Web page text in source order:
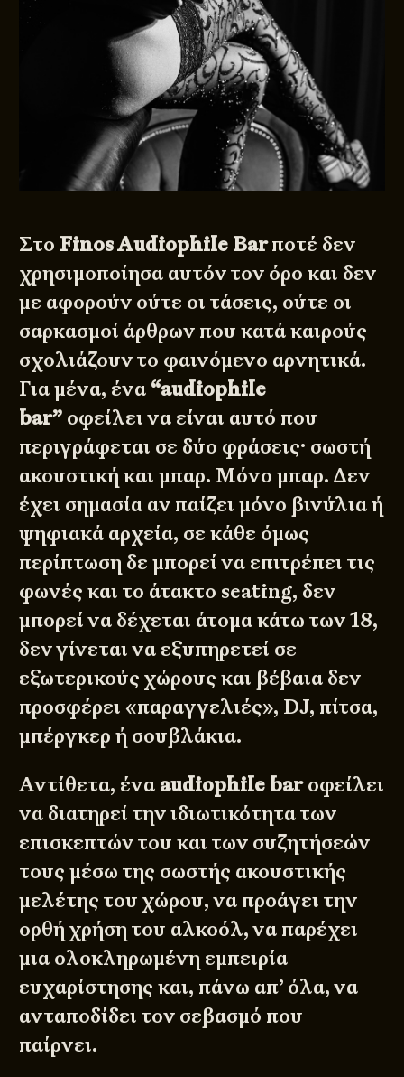
Στο Finos Audiophile Barποτέ δεν
χρησιμοποίησα αυτόν τον όρο και δεν
με αφορούν ούτε οι τάσεις, ούτε οι
σαρκασμοί άρθρων που κατά καιρούς
σχολιάζουν το φαινόμενο αρνητικά.
Για μένα, ένα “audiophile
bar” οφείλει να είναι αυτό που
περιγράφεται σε δύο φράσεις· σωστή
ακουστική και μπαρ. Μόνο μπαρ. Δεν
έχει σημασία αν παίζει μόνο βινύλια ή
ψηφιακά αρχεία, σε κάθε όμως
περίπτωση δε μπορεί να επιτρέπει τις
φωνές και το άτακτο seating, δεν
μπορεί να δέχεται άτομα κάτω των 18,
δεν γίνεται να εξυπηρετεί σε
εξωτερικούς χώρους και βέβαια δεν
προσφέρει «παραγγελιές», DJ, πίτσα,
μπέργκερ ή σουβλάκια.
Αντίθετα, ένα audiophile barοφείλει
να διατηρεί την ιδιωτικότητα των
επισκεπτών του και των συζητήσεών
τους μέσω της σωστής ακουστικής
μελέτης του χώρου, να προάγει την
ορθή χρήση του αλκοόλ, να παρέχει
μια ολοκληρωμένη εμπειρία
ευχαρίστησης και, πάνω απ’ όλα, να
ανταποδίδει τον σεβασμό που
παίρνει.